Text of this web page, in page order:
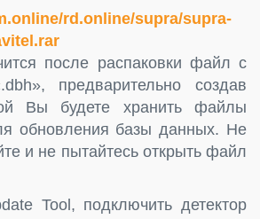
rd.online/supra/supra-
после распаковки файл с
предварительно создав
Вы будете хранить файлы
обновления базы данных. Не
и не пытайтесь открыть файл
Tool, подключить детектор